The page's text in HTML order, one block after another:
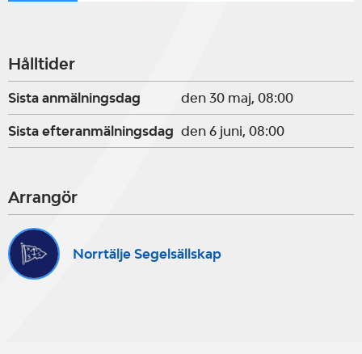
Hålltider
Sista anmälningsdag den 30 maj, 08:00
Sista efteranmälningsdag den 6 juni, 08:00
Arrangör
Norrtälje Segelsällskap